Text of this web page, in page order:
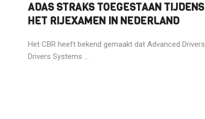
ADAS STRAKS TOEGESTAAN TIJDENS
HET RIJEXAMEN IN NEDERLAND
Het CBR heeft bekend gemaakt dat Advanced Drivers
Drivers Systems ...